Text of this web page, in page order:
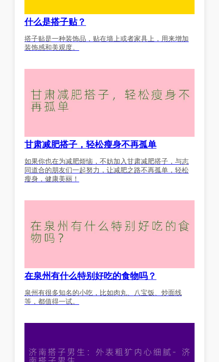
什么是搭子贴？
搭子贴是一种装饰品，贴在墙上或者家具上，用来增加
装饰感和美观度。
甘肃减肥搭子，轻松瘦身不再孤单
如果你也在为减肥烦恼，不妨加入甘肃减肥搭子，与志
同道合的朋友们一起努力，让减肥之路不再孤单，轻松
瘦身，健康美丽！
在泉州有什么特别好吃的食物吗？
泉州有很多知名的小吃，比如肉丸、八宝饭、炒面线
等，都值得一试。